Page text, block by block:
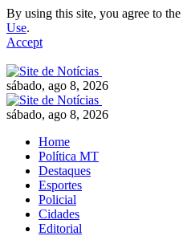
By using this site, you agree to the
Use.
Accept
sábado, ago 8, 2026
sábado, ago 8, 2026
Home
Política MT
Destaques
Esportes
Policial
Cidades
Editorial